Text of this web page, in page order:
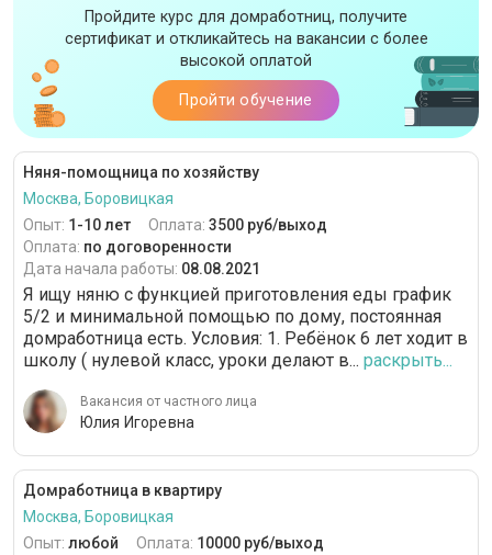
Пройдите курс для домработниц, получите
сертификат и откликайтесь на вакансии с более
высокой оплатой
Пройти обучение
Няня-помощница по хозяйству
Москва, Боровицкая
Опыт: 1-10 лет Оплата: 3500 руб/выход
Оплата: по договоренности
Дата начала работы: 08.08.2021
Я ищу няню с функцией приготовления еды график
5/2 и минимальной помощью по дому, постоянная
домработница есть. Условия: 1. Ребёнок 6 лет ходит в
школу ( нулевой класс, уроки делают в... раскрыть...
Вакансия от частного лица
Юлия Игоревна
Домработница в квартиру
Москва, Боровицкая
Опыт: любой Оплата: 10000 руб/выход